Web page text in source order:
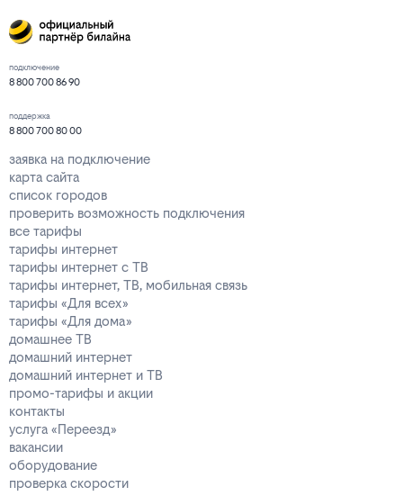
подключение
8 800 700 86 90
поддержка
8 800 700 80 00
заявка на подключение
карта сайта
список городов
проверить возможность подключения
все тарифы
тарифы интернет
тарифы интернет с ТВ
тарифы интернет, ТВ, мобильная связь
тарифы «Для всех»
тарифы «Для дома»
домашнее ТВ
домашний интернет
домашний интернет и ТВ
промо-тарифы и акции
контакты
услуга «Переезд»
вакансии
оборудование
проверка скорости